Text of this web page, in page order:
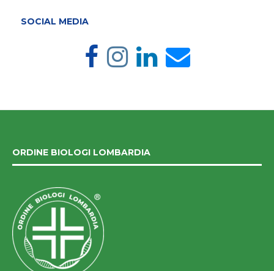
SOCIAL MEDIA
ORDINE BIOLOGI LOMBARDIA